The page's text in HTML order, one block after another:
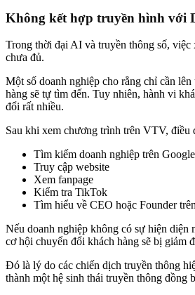
Không kết hợp truyền hình với
Trong thời đại AI và truyền thông số,
chưa đủ.
Một số doanh nghiệp cho rằng chỉ cần
hàng sẽ tự tìm đến. Tuy nhiên, hành vi
đổi rất nhiều.
Sau khi xem chương trình trên VTV, điều
Tìm kiếm doanh nghiệp trên Google
Truy cập website
Xem fanpage
Kiểm tra TikTok
Tìm hiểu về CEO hoặc Founder
Nếu doanh nghiệp không có sự hiện diện
cơ hội chuyển đổi khách hàng sẽ bị giảm
Đó là lý do các chiến dịch truyền thông
thành một hệ sinh thái truyền thông đồng